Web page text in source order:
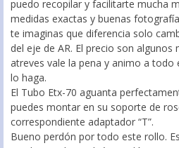
puedo recopilar y facilitarte mucha
medidas exactas y buenas
te imaginas que diferencia solo
del eje de AR. El precio son
atreves vale la pena y animo a todo
lo haga.
El Tubo Etx-70 aguanta
puedes montar en su soporte de
correspondiente adaptador “T”.
Bueno perdón por todo este rollo.